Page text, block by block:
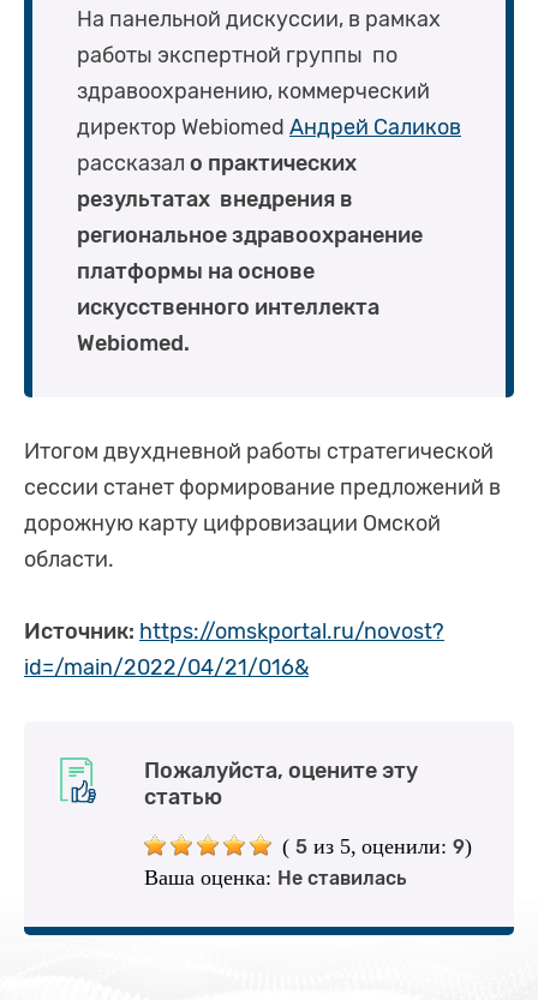
На панельной дискуссии, в рамках
работы экспертной группы по
здравоохранению, коммерческий
директор Webiomed Андрей Саликов
рассказал о практических
результатах внедрения в
региональное здравоохранение
платформы на основе
искусственного интеллекта
Webiomed.
Итогом двухдневной работы стратегической
сессии станет формирование предложений в
дорожную карту цифровизации Омской
области.
Источник: https://omskportal.ru/novost?
id=/main/2022/04/21/016&
Пожалуйста, оцените эту
статью
( 5 из 5, оценили: 9)
Ваша оценка: Не ставилась